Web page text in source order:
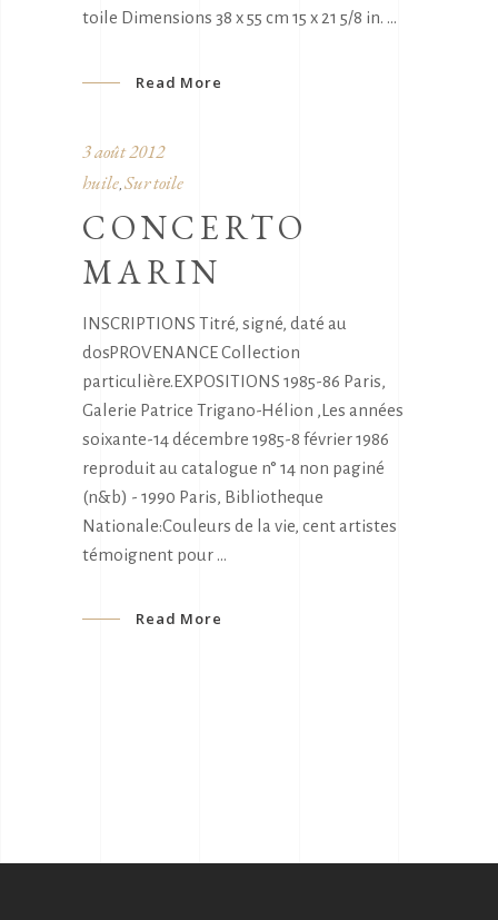
toile Dimensions 38 x 55 cm 15 x 21 5/8 in.
Read More
3 août 2012
huile Sur toile
CONCERTO
MARIN
INSCRIPTIONS Titré, signé, daté au
dosPROVENANCE Collection
particulière.EXPOSITIONS 1985-86 Paris,
Galerie Patrice Trigano-Hélion ,Les années
soixante-14 décembre 1985-8 février 1986
reproduit au catalogue n° 14 non paginé
(n&b) - 1990 Paris, Bibliotheque
Nationale:Couleurs de la vie, cent artistes
témoignent pour
Read More